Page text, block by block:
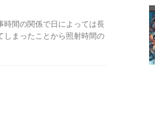
間の関係で日によっては長
しまったことから照射時間の